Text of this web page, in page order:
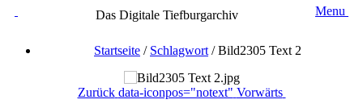
Das Digitale Tiefburgarchiv Menu
Startseite / Schlagwort /Bild2305 Text 2
Zurück data-iconpos="notext" Vorwärts